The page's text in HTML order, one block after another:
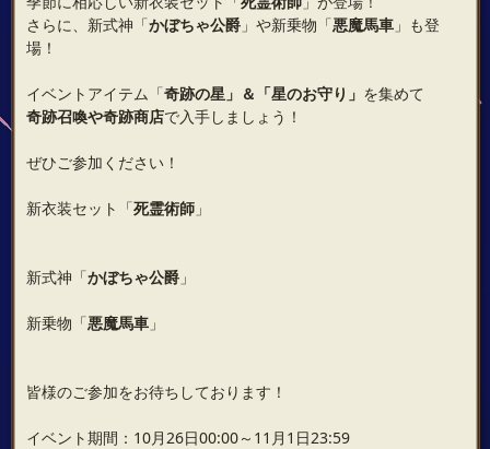
さらに、新式神「かぼちゃ公爵」や新乗物「悪魔馬車」も登
場！
イベントアイテム「奇跡の星」 ＆ 「星のお守り 」 を集めて
奇跡召喚や奇跡商店で入手しましょう！
ぜひご参加ください！
新衣装セット「死霊術師」
新式神「かぼちゃ公爵」
新乗物「悪魔馬車」
皆様のご参加をお待ちしております！
イベント期間：10月26日00:00～11月1日23:59